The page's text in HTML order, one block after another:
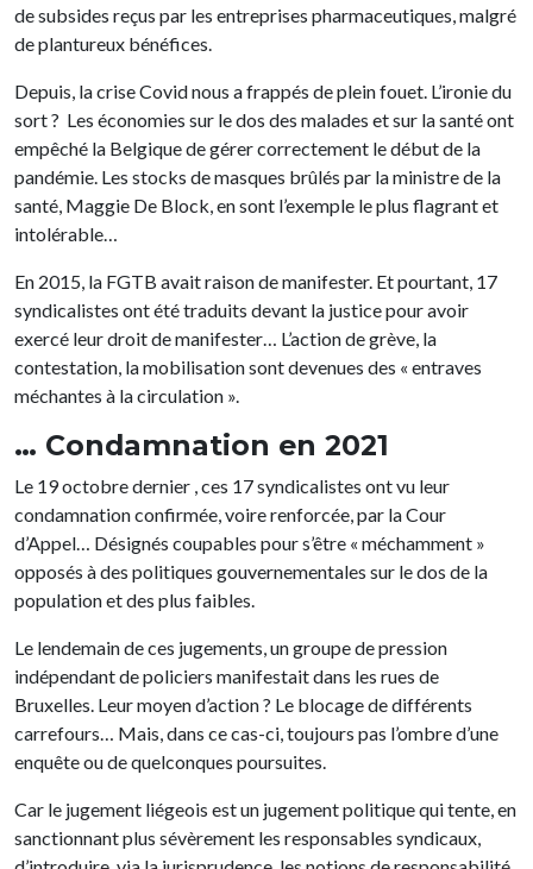
de subsides reçus par les entreprises pharmaceutiques, malgré
de plantureux bénéfices.
Depuis, la crise Covid nous a frappés de plein fouet. L’ironie du
sort ? Les économies sur le dos des malades et sur la santé ont
empêché la Belgique de gérer correctement le début de la
pandémie. Les stocks de masques brûlés par la ministre de la
santé, Maggie De Block, en sont l’exemple le plus flagrant et
intolérable…
En 2015, la FGTB avait raison de manifester. Et pourtant, 17
syndicalistes ont été traduits devant la justice pour avoir
exercé leur droit de manifester… L’action de grève, la
contestation, la mobilisation sont devenues des « entraves
méchantes à la circulation ».
… Condamnation en 2021
Le 19 octobre dernier , ces 17 syndicalistes ont vu leur
condamnation confirmée, voire renforcée, par la Cour
d’Appel… Désignés coupables pour s’être « méchamment »
opposés à des politiques gouvernementales sur le dos de la
population et des plus faibles.
Le lendemain de ces jugements, un groupe de pression
indépendant de policiers manifestait dans les rues de
Bruxelles. Leur moyen d’action ? Le blocage de différents
carrefours… Mais, dans ce cas-ci, toujours pas l’ombre d’une
enquête ou de quelconques poursuites.
Car le jugement liégeois est un jugement politique qui tente, en
sanctionnant plus sévèrement les responsables syndicaux,